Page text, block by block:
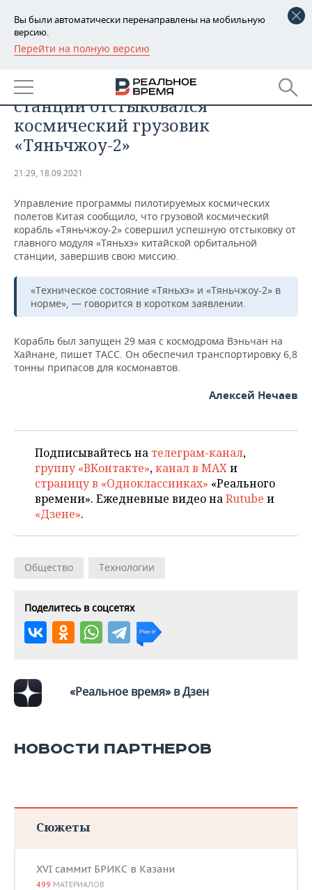
Вы были автоматически перенаправлены на мобильную
версию.
Перейти на полную версию
РЕГИОНЫ
БАШКОРТОСТАН
ТАТАРСТАН
УДМУРТИЯ
НОВОСТИ
АНАЛИТИКА
НОВОСТИ АНАЛИТИКИ
ДЕКЛАРАЦИИ О ДОХОДАХ
КОРОЛИ ГОСЗАКАЗА ПФО
ВУЗЫ ТАТАРСТАНА
КОМУ ПРИНАДЛЕЖАТ
ТОРГОВЫЕ ЦЕНТРЫ
ТАТАРСТАНА
ЭКОНОМИКА
НОВОСТИ ЭКОНОМИКИ
ФИНАНСЫ
БАНКИ
БЮДЖЕТ
ИНВЕСТИЦИИ
ПРОМЫШЛЕННОСТЬ
НОВОСТИ
ПРОМЫШЛЕННОСТИ
АГРОПРОМ
МАШИНОСТРОЕНИЕ
НЕФТЕХИМИЯ
НЕФТЬ
НЕДВИЖИМОСТЬ
НОВОСТИ НЕДВИЖИМОСТИ
АВТО
НОВОСТИ АВТО
БИЗНЕС
НОВОСТИ БИЗНЕСА
РОЗНИЧНАЯ ТОРГОВЛЯ
ТРАНСПОРТ
ТЕХНОЛОГИИ
НОВОСТИ ТЕХНОЛОГИЙ
IT
ТЕЛЕКОММУНИКАЦИИ
МЕРОПРИЯТИЯ
НОВОСТИ МЕРОПРИЯТИЙ
БИЗНЕС-БРАНЧИ
ONLINE-КОНФЕРЕНЦИИ
ОТКРЫТАЯ ЛЕКЦИЯ
СПОРТ
ФУТБОЛ
ХОККЕЙ
БАСКЕТБОЛ
КИБЕРСПОРТ
ВОДНЫЕ ВИДЫ СПОРТА
НОВОСТИ ОБЩЕСТВА
ВЛАСТЬ
ИНФРАСТРУКТУРА
КУЛЬТУРА
ОБРАЗОВАНИЕ
ФОТОГАЛЕРЕЯ
СЮЖЕТЫ
СПРАВОЧНИК
СПИСОК КОМПАНИЙ
От китайской орбитальной
станции отстыковался
космический грузовик
«Тяньчжоу-2»
21:29, 18.09.2021
Управление программы пилотируемых космических
полетов Китая сообщило, что грузовой космический
корабль «Тяньчжоу-2» совершил успешную отстыковку от
главного модуля «Тяньхэ» китайской орбитальной
станции, завершив свою миссию.
«Техническое состояние «Тяньхэ» и «Тяньчжоу-2» в
норме», — говорится в коротком заявлении.
Корабль был запущен 29 мая с космодрома Вэньчан на
Хайнане, пишет ТАСС. Он обеспечил транспортировку 6,8
тонны припасов для космонавтов.
Алексей Нечаев
Подписывайтесь на телеграм-канал,
группу «ВКонтакте»,канал в MAXи
страницу в «Одноклассниках» «Реального
времени». Ежедневные видео наRutube и
«Дзене».
Общество Технологии
Поделитесь в соцсетях
«Реальное время» в Дзен
НОВОСТИ ПАРТНЕРОВ
Сюжеты
XVI саммит БРИКС в Казани
499 МАТЕРИАЛОВ